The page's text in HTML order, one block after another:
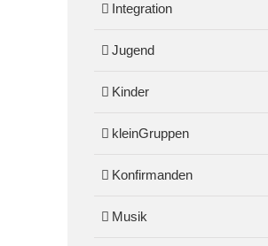
Integration
Jugend
Kinder
kleinGruppen
Konfirmanden
Musik